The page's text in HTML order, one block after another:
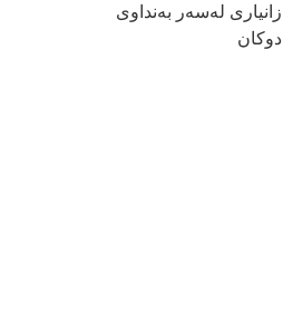
زانیاری لەسەر بەنداوی
دوكان